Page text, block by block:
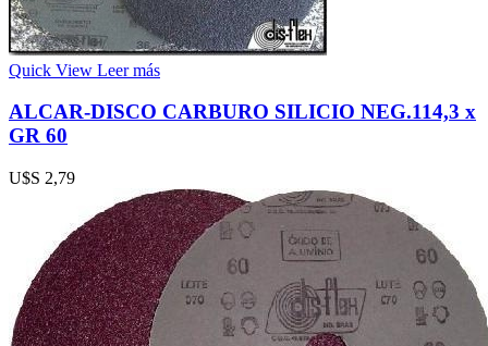
Quick View Leer más
ALCAR-DISCO CARBURO SILICIO NEG.114,3 x
GR 60
U$S 2,79